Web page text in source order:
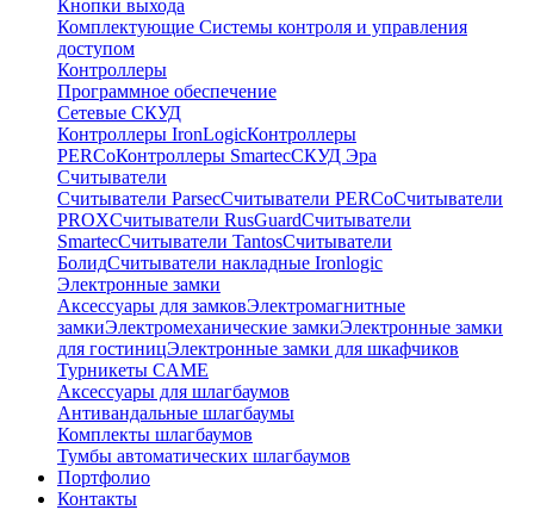
Кнопки выхода
Комплектующие Системы контроля и управления
доступом
Контроллеры
Программное обеспечение
Сетевые СКУД
Контроллеры IronLogicКонтроллеры
PERCoКонтроллеры SmartecСКУД Эра
Считыватели
Считыватели ParsecСчитыватели PERCoСчитыватели
PROXСчитыватели RusGuardСчитыватели
SmartecСчитыватели TantosСчитыватели
БолидСчитыватели накладные Ironlogic
Электронные замки
Аксессуары для замковЭлектромагнитные
замкиЭлектромеханические замкиЭлектронные замки
для гостиницЭлектронные замки для шкафчиков
Турникеты CAME
Аксессуары для шлагбаумов
Антивандальные шлагбаумы
Комплекты шлагбаумов
Тумбы автоматических шлагбаумов
Портфолио
Контакты